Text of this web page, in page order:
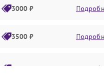
3000 ₽
3500 ₽
2800 ₽